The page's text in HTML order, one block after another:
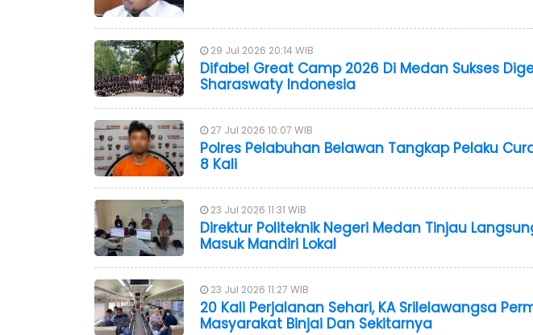
29 Jul 2026 20:14 WIB
Difabel Great Camp 2026 Di Medan Sukses
Sharaswaty Indonesia
27 Jul 2026 10:07 WIB
Polres Pelabuhan Belawan Tangkap Pelaku
8 Kali
23 Jul 2026 11:31 WIB
Direktur Politeknik Negeri Medan Tinjau
Masuk Mandiri Lokal
23 Jul 2026 11:27 WIB
20 Kali Perjalanan Sehari, KA Srilelawangsa
Masyarakat Binjai Dan Sekitarnya